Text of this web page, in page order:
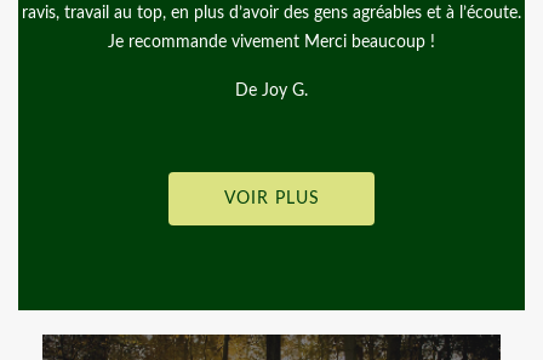
Entreprise, très sérieuse et réactif les prix sont corrects je
recommande
De Jean Jacques
VOIR PLUS